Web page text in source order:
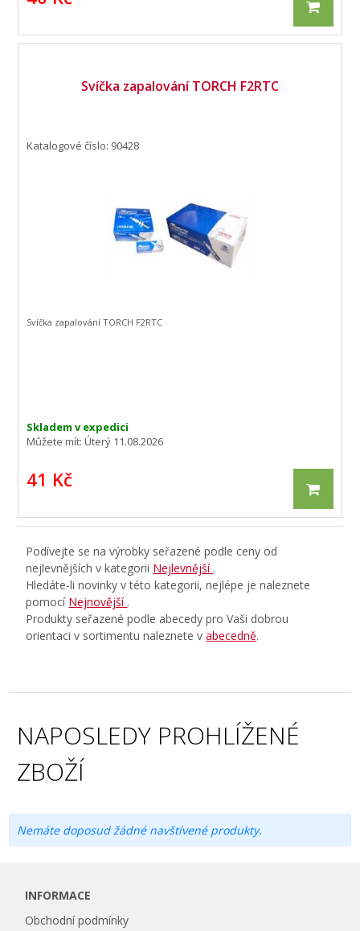
Svíčka zapalování TORCH F2RTC
Katalogové číslo: 90428
Skladem v expedici
Můžete mít:Úterý 11.08.2026
41 Kč
Svíčka zapalování TORCH F2RTC
Podívejte se na výrobky seřazené podle ceny od
nejlevnějších v kategorii Nejlevnější .
Hledáte-li novinky v této kategorii, nejlépe je naleznete
pomocí Nejnovější .
Produkty seřazené podle abecedy pro Vaši dobrou
orientaci v sortimentu naleznete vabecedně.
NAPOSLEDY PROHLÍŽENÉ
ZBOŽÍ
Nemáte doposud žádné navštívené produkty.
INFORMACE
Obchodní podmínky